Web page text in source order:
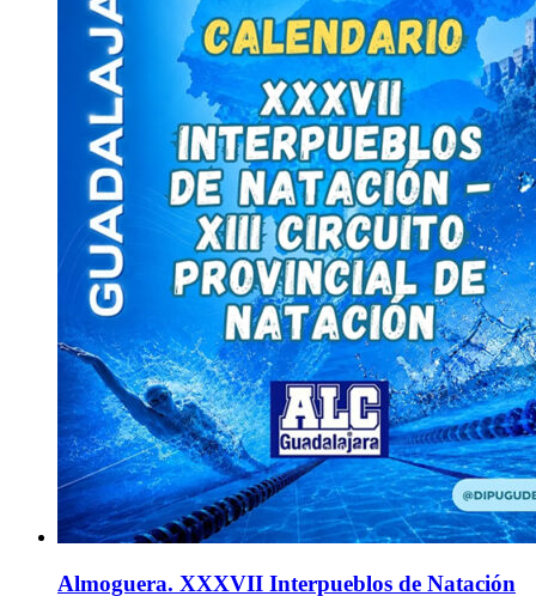
Almoguera. XXXVII Interpueblos de Natación